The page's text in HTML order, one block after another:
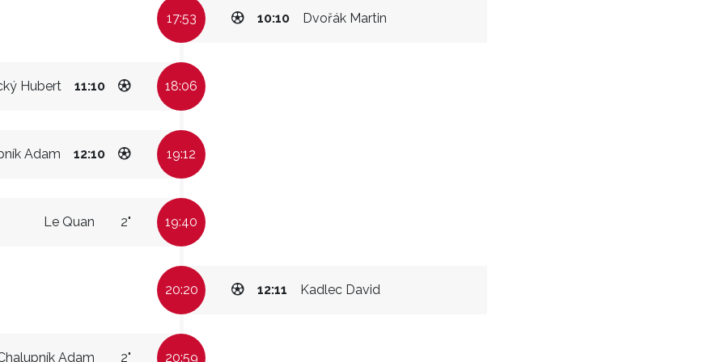
17:53 Dvořák Martin
10:10
Hubert 11:10 18:06
Adam 12:10 19:12
Le Quan 2" 19:40
20:20 Kadlec David
12:11
Adam 2" 20:59